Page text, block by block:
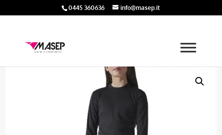
0445 360636 info@masep.it